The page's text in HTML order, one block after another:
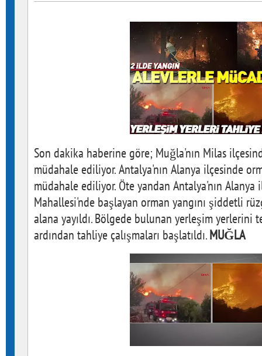
Son dakika haberine göre; Muğla'nın Milas
müdahale ediliyor. Antalya'nın Alanya ilçesinde
müdahale ediliyor. Öte yandan Antalya'nın
Mahallesi'nde başlayan orman yangını şiddetli
alana yayıldı. Bölgede bulunan yerleşim yerlerini
ardından tahliye çalışmaları başlatıldı.MUĞLA